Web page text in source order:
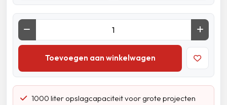
Toevoegen aan winkelwagen
1000 liter opslagcapaciteit voor grote projecten